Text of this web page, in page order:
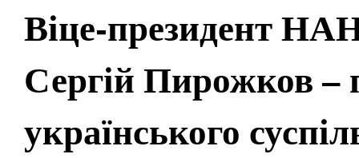
Віце-президент
Сергій Пирожков –
українського